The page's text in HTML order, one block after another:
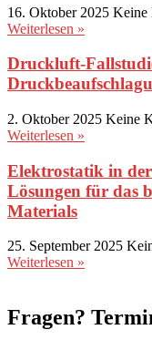
16. Oktober 2025 Keine
Weiterlesen »
Druckluft-
2. Oktober 2025 Keine
Weiterlesen »
Elektrostatik in
Lösungen für das
Materials
25. September 2025
Weiterlesen »
Fragen?